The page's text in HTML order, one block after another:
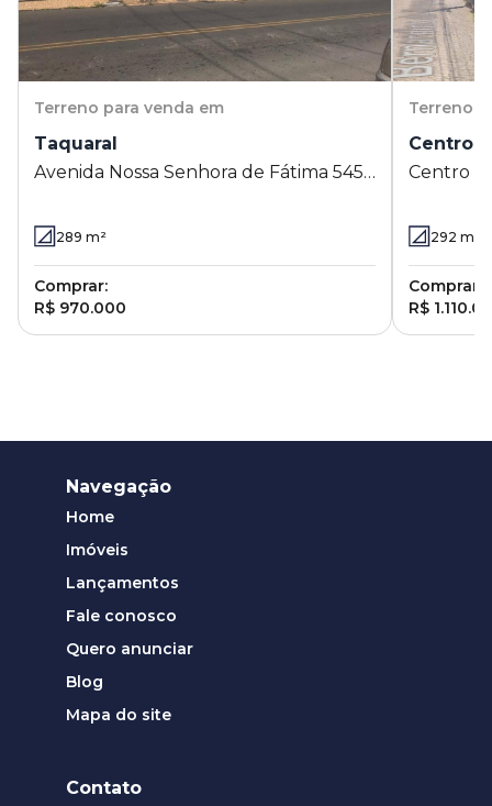
Terreno para venda em
Taquaral
Avenida Nossa Senhora de Fátima 545 -
289 m²
Comprar:
R$ 970.000
Terreno
Centro
Centro
292 m²
Comprar:
R$
Navegação
Home
Imóveis
Lançamentos
Fale conosco
Quero anunciar
Blog
Mapa do site
Contato